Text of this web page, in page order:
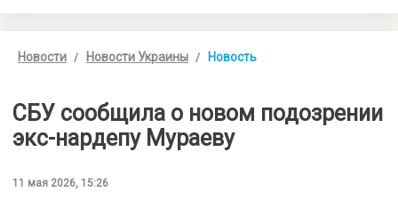
Новости Новости Украины Новость
СБУ сообщила о новом подозрении
экс-нардепу Мураеву
11 мая 2026, 15:26